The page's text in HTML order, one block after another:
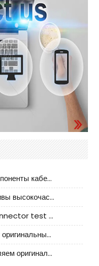
CNC Tech отечественные компоненты кабельной арматуры оценка и руководство по производственному внедрению
Анализ российской альтернативы высокочастотных кабельных колодцев I-PEX
CLIFF under the domestic connector test standard update
JST соединитель - предлагает оригинальные и заменяющие JST NSHR-02V-S соединители
JST соединитель - предоставляем оригинальные JST GHR-09V-S соединители и их аналоги